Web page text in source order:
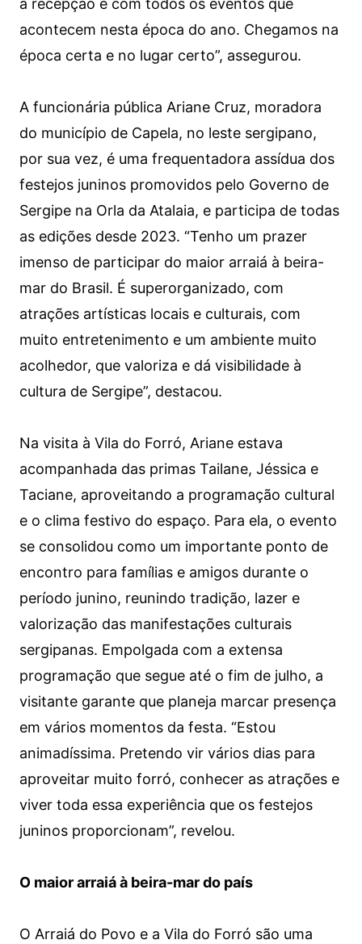
a recepção e com todos os eventos que
acontecem nesta época do ano. Chegamos na
época certa e no lugar certo”, assegurou.
A funcionária pública Ariane Cruz, moradora
do município de Capela, no leste sergipano,
por sua vez, é uma frequentadora assídua dos
festejos juninos promovidos pelo Governo de
Sergipe na Orla da Atalaia, e participa de todas
as edições desde 2023. “Tenho um prazer
imenso de participar do maior arraiá à beira-
mar do Brasil. É superorganizado, com
atrações artísticas locais e culturais, com
muito entretenimento e um ambiente muito
acolhedor, que valoriza e dá visibilidade à
cultura de Sergipe”, destacou.
Na visita à Vila do Forró, Ariane estava
acompanhada das primas Tailane, Jéssica e
Taciane, aproveitando a programação cultural
e o clima festivo do espaço. Para ela, o evento
se consolidou como um importante ponto de
encontro para famílias e amigos durante o
período junino, reunindo tradição, lazer e
valorização das manifestações culturais
sergipanas. Empolgada com a extensa
programação que segue até o fim de julho, a
visitante garante que planeja marcar presença
em vários momentos da festa. “Estou
animadíssima. Pretendo vir vários dias para
aproveitar muito forró, conhecer as atrações e
viver toda essa experiência que os festejos
juninos proporcionam”, revelou.
O maior arraiá à beira-mar do país
O Arraiá do Povo e a Vila do Forró são uma